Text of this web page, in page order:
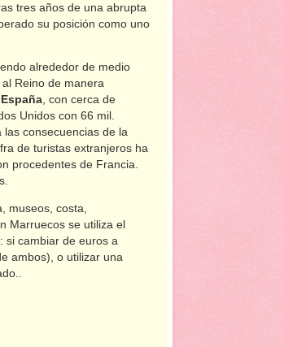
tres años de una abrupta
su posición como uno
alrededor de medio
Reino de manera
, con cerca de
Unidos con 66 mil.
consecuencias de la
de turistas extranjeros ha
procedentes de Francia.
museos, costa,
Marruecos se utiliza el
si cambiar de euros a
ambos), o utilizar una